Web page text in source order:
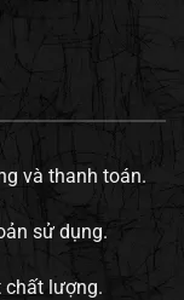
và thanh toán.
sử dụng.
chất lượng.